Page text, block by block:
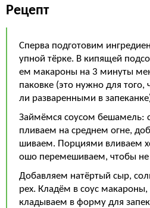
Рецепт
Сперва подготовим
упной тёрке. В кипящей
ем макароны на 3 минуты
паковке (это нужно для
ли разваренными в
Займёмся соусом бешамель:
пливаем на среднем огне,
шиваем. Порциями вливаем
ошо перемешиваем, чтобы
Добавляем натёртый сыр,
рех. Кладём в соус
кладываем в форму для